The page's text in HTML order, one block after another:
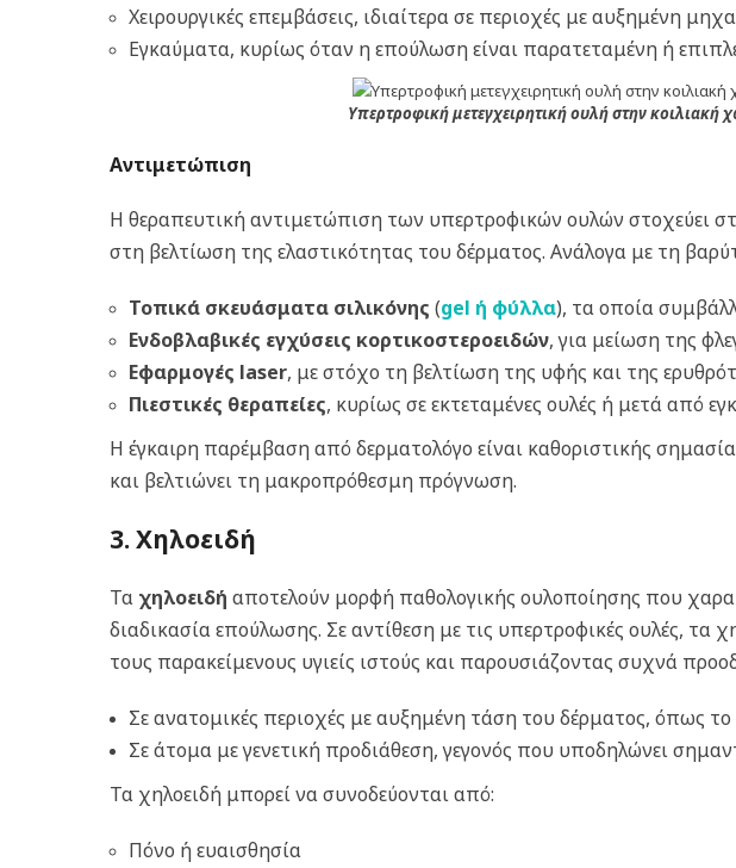
Χειρουργικές επεμβάσεις, ιδιαίτερα σε περιοχές με αυξημένη
Εγκαύματα, κυρίως όταν η επούλωση είναι παρατεταμένη ή
Υπερτροφική μετεγχειρητική ουλή στην
Αντιμετώπιση
Η θεραπευτική αντιμετώπιση των υπερτροφικών ουλών στοχεύει
στη βελτίωση της ελαστικότητας του δέρματος. Ανάλογα με τη
Τοπικά σκευάσματα σιλικόνης (gel ή φύλλα), τα οποία
Ενδοβλαβικές εγχύσεις κορτικοστεροειδών, για μείωση της
Εφαρμογές laser, με στόχο τη βελτίωση της υφής και της
Πιεστικές θεραπείες, κυρίως σε εκτεταμένες ουλές ή μετά από
Η έγκαιρη παρέμβαση από δερματολόγο είναι καθοριστικής
και βελτιώνει τη μακροπρόθεσμη πρόγνωση.
3. Χηλοειδή
Τα χηλοειδή αποτελούν μορφή παθολογικής ουλοποίησης που
διαδικασία επούλωσης. Σε αντίθεση με τις υπερτροφικές ουλές,
τους παρακείμενους υγιείς ιστούς και παρουσιάζοντας συχνά
Σε ανατομικές περιοχές με αυξημένη τάση του δέρματος, όπως
Σε άτομα με γενετική προδιάθεση, γεγονός που υποδηλώνει
Τα χηλοειδή μπορεί να συνοδεύονται από:
Πόνο ή ευαισθησία